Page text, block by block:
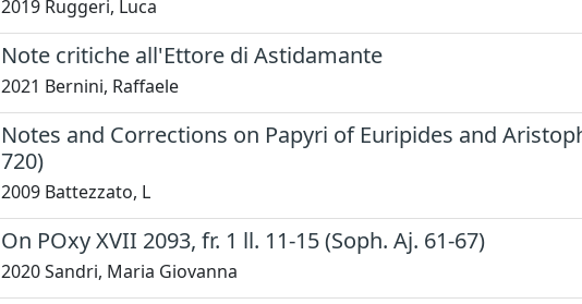
2019 Ruggeri, Luca
Note critiche all'Ettore di Astidamante
2021 Bernini, Raffaele
Notes and Corrections on Papyri of Euripides and
720)
2009 Battezzato, L
On POxy XVII 2093, fr. 1 ll. 11-15 (Soph. Aj. 61-67)
2020 Sandri, Maria Giovanna